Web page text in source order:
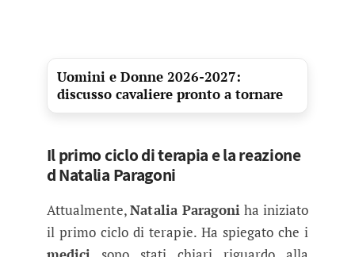
Uomini e Donne 2026-2027:
discusso cavaliere pronto a tornare
Il primo ciclo di terapia e la reazione
d Natalia Paragoni
Attualmente,Natalia Paragoni ha iniziato
il primo ciclo di terapie. Ha spiegato che i